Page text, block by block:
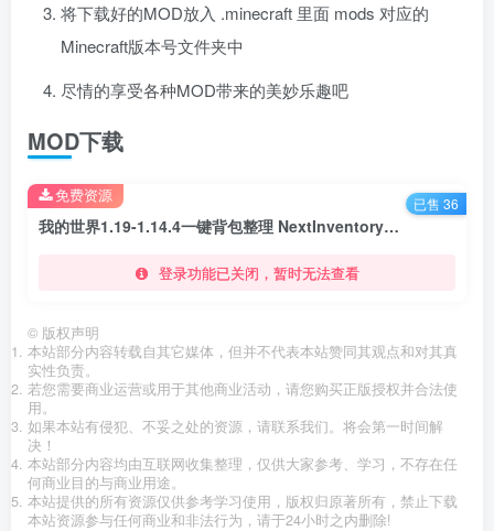
将下载好的MOD放入 .minecraft 里面 mods 对应的
Minecraft版本号文件夹中
尽情的享受各种MOD带来的美妙乐趣吧
MOD下载
我的世界1.19-1.14.4一键背包整理 NextInventory Profiles Next Mod
登录功能已关闭，暂时无法查看
免费资源 已售 36
© 版权声明
本站部分内容转载自其它媒体，但并不代表本站赞同其观点和对其真
实性负责。
若您需要商业运营或用于其他商业活动，请您购买正版授权并合法使
用。
如果本站有侵犯、不妥之处的资源，请联系我们。将会第一时间解
决！
本站部分内容均由互联网收集整理，仅供大家参考、学习，不存在任
何商业目的与商业用途。
本站提供的所有资源仅供参考学习使用，版权归原著所有，禁止下载
本站资源参与任何商业和非法行为，请于24小时之内删除!